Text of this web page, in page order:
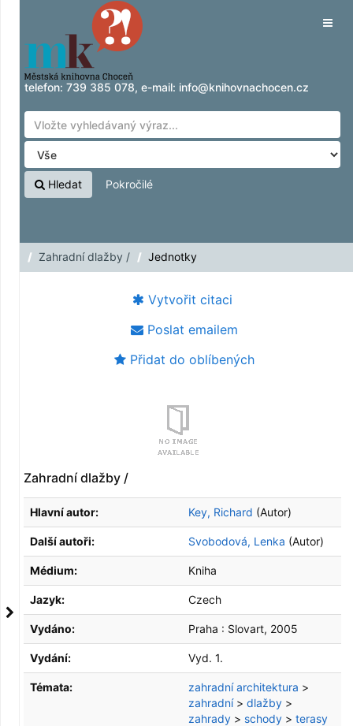
Přeskočit na obsah
telefon: 739 385 078, e-mail: info@knihovnachocen.cz
Hledat Pokročilé
Zahradní dlažby / Jednotky
Vytvořit citaci
Poslat emailem
Přidat do oblíbených
Zahradní dlažby /
Hlavní autor: Key, Richard (Autor)
Další autoři: Svobodová, Lenka (Autor)
Médium: Kniha
Jazyk: Czech
Vydáno: Praha : Slovart, 2005
Vydání: Vyd. 1.
Témata: zahradní architektura >
zahradní> dlažby >
zahrady > schody > terasy